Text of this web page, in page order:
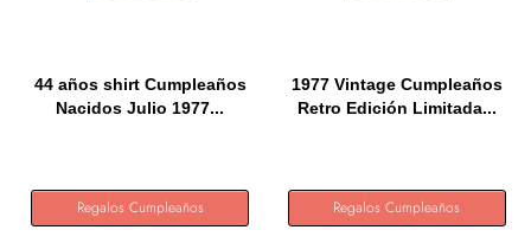
44 años shirt Cumpleaños
Nacidos Julio 1977...
Regalos Cumpleaños
1977 Vintage Cumpleaños
Retro Edición Limitada...
Regalos Cumpleaños